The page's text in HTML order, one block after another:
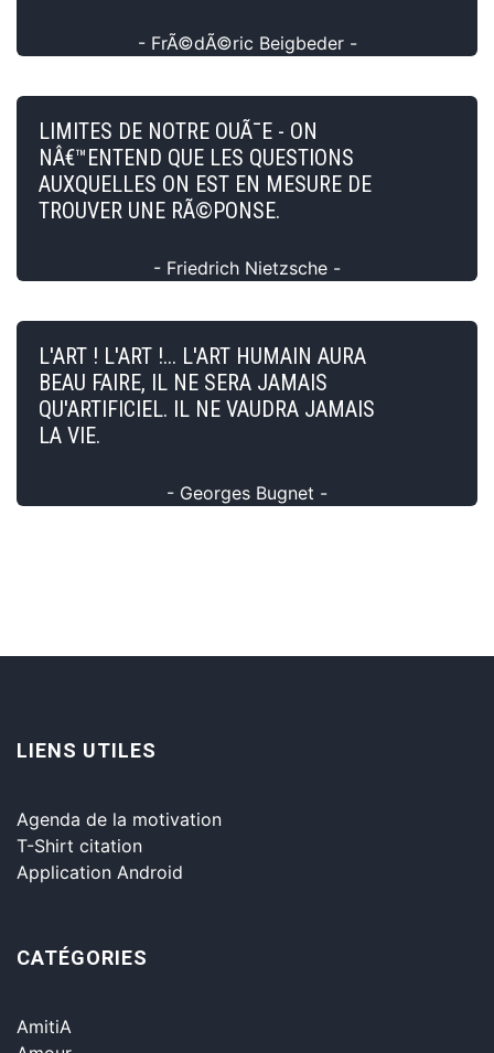
- FrÃ©dÃ©ric Beigbeder -
LIMITES DE NOTRE OUÃ¯E - ON
NÂ€™ENTEND QUE LES QUESTIONS
AUXQUELLES ON EST EN MESURE DE
TROUVER UNE RÃ©PONSE.
- Friedrich Nietzsche -
L'ART ! L'ART !... L'ART HUMAIN AURA
BEAU FAIRE, IL NE SERA JAMAIS
QU'ARTIFICIEL. IL NE VAUDRA JAMAIS
LA VIE.
- Georges Bugnet -
LIENS UTILES
Agenda de la motivation
T-Shirt citation
Application Android
CATÉGORIES
AmitiA